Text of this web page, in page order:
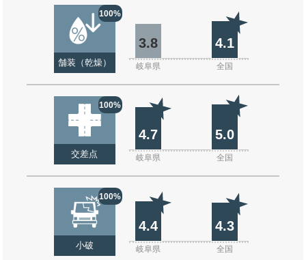
100%
舗装（乾燥）
3.8 4.1
岐阜県 全国
100%
交差点
4.7 5.0
岐阜県 全国
100%
小破
4.4 4.3
岐阜県 全国